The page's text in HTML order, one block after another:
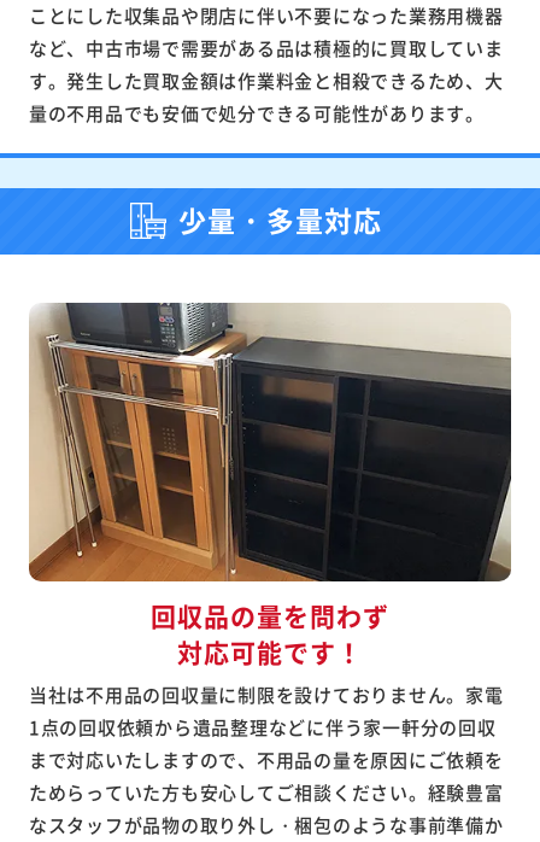
ことにした収集品や閉店に伴い不要になった業務用機器
など、中古市場で需要がある品は積極的に買取していま
す。発生した買取金額は作業料金と相殺できるため、大
量の不用品でも安価で処分できる可能性があります。
少量・多量対応
回収品の量を問わず
対応可能です！
当社は不用品の回収量に制限を設けておりません。家電
1点の回収依頼から遺品整理などに伴う家一軒分の回収
まで対応いたしますので、不用品の量を原因にご依頼を
ためらっていた方も安心してご相談ください。経験豊富
なスタッフが品物の取り外し・梱包のような事前準備か